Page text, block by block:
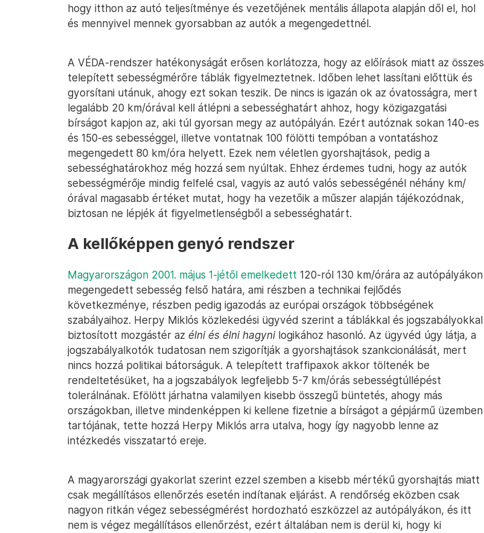
hogy itthon az autó teljesítménye és vezetőjének mentális állapota alapján dől el, hol
és mennyivel mennek gyorsabban az autók a megengedettnél.
A VÉDA-rendszer hatékonyságát erősen korlátozza, hogy az előírások miatt az összes
telepített sebességmérőre táblák figyelmeztetnek. Időben lehet lassítani előttük és
gyorsítani utánuk, ahogy ezt sokan teszik. De nincs is igazán ok az óvatosságra, mert
legalább 20 km/órával kell átlépni a sebességhatárt ahhoz, hogy közigazgatási
bírságot kapjon az, aki túl gyorsan megy az autópályán. Ezért autóznak sokan 140-es
és 150-es sebességgel, illetve vontatnak 100 fölötti tempóban a vontatáshoz
megengedett 80 km/óra helyett. Ezek nem véletlen gyorshajtások, pedig a
sebességhatárokhoz még hozzá sem nyúltak. Ehhez érdemes tudni, hogy az autók
sebességmérője mindig felfelé csal, vagyis az autó valós sebességénél néhány km/
órával magasabb értéket mutat, hogy ha vezetőik a műszer alapján tájékozódnak,
biztosan ne lépjék át figyelmetlenségből a sebességhatárt.
A kellőképpen genyó rendszer
Magyarországon 2001. május 1-jétől emelkedett 120-ról 130 km/órára az autópályákon
megengedett sebesség felső határa, ami részben a technikai fejlődés
következménye, részben pedig igazodás az európai országok többségének
szabályaihoz. Herpy Miklós közlekedési ügyvéd szerint a táblákkal és jogszabályokkal
biztosított mozgástér az élni és élni hagynilogikához hasonló. Az ügyvéd úgy látja, a
jogszabályalkotók tudatosan nem szigorítják a gyorshajtások szankcionálását, mert
nincs hozzá politikai bátorságuk. A telepített traffipaxok akkor töltenék be
rendeltetésüket, ha a jogszabályok legfeljebb 5-7 km/órás sebességtúllépést
tolerálnának. Efölött járhatna valamilyen kisebb összegű büntetés, ahogy más
országokban, illetve mindenképpen ki kellene fizetnie a bírságot a gépjármű üzemben
tartójának, tette hozzá Herpy Miklós arra utalva, hogy így nagyobb lenne az
intézkedés visszatartó ereje.
A magyarországi gyakorlat szerint ezzel szemben a kisebb mértékű gyorshajtás miatt
csak megállításos ellenőrzés esetén indítanak eljárást. A rendőrség eközben csak
nagyon ritkán végez sebességmérést hordozható eszközzel az autópályákon, és itt
nem is végez megállításos ellenőrzést, ezért általában nem is derül ki, hogy ki